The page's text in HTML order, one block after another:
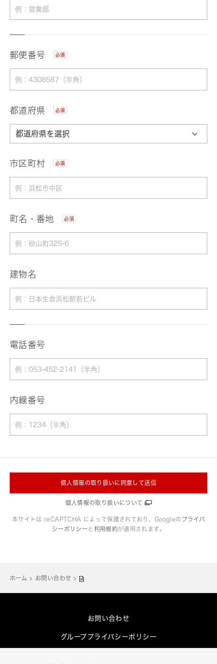
郵便番号 必須
都道府県 必須
市区町村 必須
町名・番地 必須
建物名
電話番号
内線番号
個人情報の取り扱いに同意して送信
個人情報の取り扱いについて
本サイトは reCAPTCHA によって保護されており、Googleの プライバ
シーポリシー と 利用規約が適用されます。
ホーム お問い合わせ
お問い合わせ
グループプライバシーポリシー